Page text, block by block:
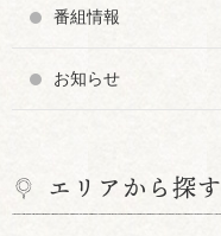
番組情報
お知らせ
エリアから探す